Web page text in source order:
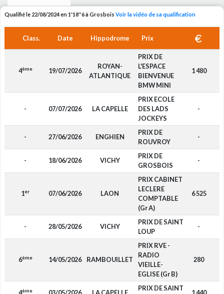
Qualifié le 22/08/2024 en 1'18''6 à Grosbois Voir la vidéo de sa qualification
Class. Date Hippodrome Prix
4ème 19/07/2026
ROYAN-
ATLANTIQUE
PRIX DE
L'ESPACE
BIENVENUE
BMW MINI
1 480
- 07/07/2026 LA CAPELLE
PRIX ECOLE
DES LADS
JOCKEYS
-
- 27/06/2026 ENGHIEN
PRIX DE
ROUVROY
-
- 18/06/2026 VICHY
PRIX DE
GROSBOIS
-
1er 07/06/2026 LAON
PRIX CABINET
LECLERE
COMPTABLE
(Gr A)
6 525
- 28/05/2026 VICHY
PRIX DE SAINT
LOUP
-
6ème 14/05/2026 RAMBOUILLET
PRIX RVE -
RADIO
VIEILLE-
EGLISE (Gr B)
280
ème
PRIX DE SAINT